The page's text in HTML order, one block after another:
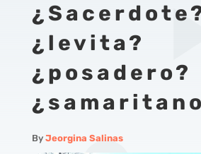
¿levita?
¿posadero?
By Jeorgina Salinas